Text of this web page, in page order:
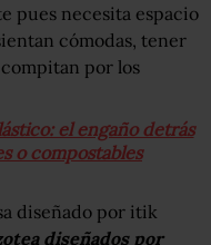
pues necesita espacio
cómodas, tener
por los
el engaño detrás
o compostables
diseñados por